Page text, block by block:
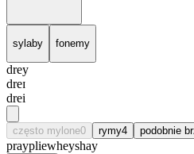
sylaby fonemy
drey
dreɪ
drei
często mylone0 rymy4 podobnie
praypliewheyshay